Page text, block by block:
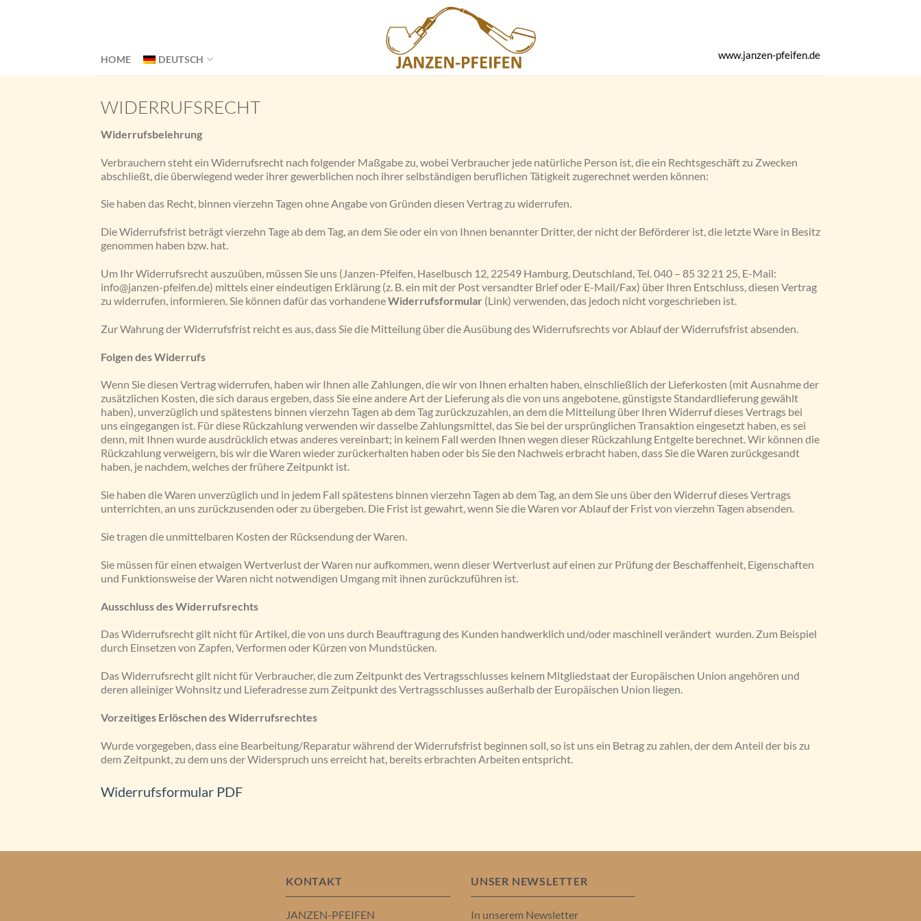
HOME DEUTSCH www.janzen-pfeifen.de
WIDERRUFSRECHT
Widerrufsbelehrung
Verbrauchern steht ein Widerrufsrecht nach folgender Maßgabe zu, wobei Verbraucher jede natürliche Person ist, die ein Rechtsgeschäft zu Zwecken
abschließt, die überwiegend weder ihrer gewerblichen noch ihrer selbständigen beruflichen Tätigkeit zugerechnet werden können:
Sie haben das Recht, binnen vierzehn Tagen ohne Angabe von Gründen diesen Vertrag zu widerrufen.
Die Widerrufsfrist beträgt vierzehn Tage ab dem Tag, an dem Sie oder ein von Ihnen benannter Dritter, der nicht der Beförderer ist, die letzte Ware in Besitz
genommen haben bzw. hat.
Um Ihr Widerrufsrecht auszuüben, müssen Sie uns (Janzen-Pfeifen, Haselbusch 12, 22549 Hamburg, Deutschland, Tel. 040 – 85 32 21 25, E-Mail:
info@janzen-pfeifen.de) mittels einer eindeutigen Erklärung (z. B. ein mit der Post versandter Brief oder E-Mail/Fax) über Ihren Entschluss, diesen Vertrag
zu widerrufen, informieren. Sie können dafür das vorhandeneWiderrufsformular (Link) verwenden, das jedoch nicht vorgeschrieben ist.
Zur Wahrung der Widerrufsfrist reicht es aus, dass Sie die Mitteilung über die Ausübung des Widerrufsrechts vor Ablauf der Widerrufsfrist absenden.
Folgen des Widerrufs
Wenn Sie diesen Vertrag widerrufen, haben wir Ihnen alle Zahlungen, die wir von Ihnen erhalten haben, einschließlich der Lieferkosten (mit Ausnahme der
zusätzlichen Kosten, die sich daraus ergeben, dass Sie eine andere Art der Lieferung als die von uns angebotene, günstigste Standardlieferung gewählt
haben), unverzüglich und spätestens binnen vierzehn Tagen ab dem Tag zurückzuzahlen, an dem die Mitteilung über Ihren Widerruf dieses Vertrags bei
uns eingegangen ist. Für diese Rückzahlung verwenden wir dasselbe Zahlungsmittel, das Sie bei der ursprünglichen Transaktion eingesetzt haben, es sei
denn, mit Ihnen wurde ausdrücklich etwas anderes vereinbart; in keinem Fall werden Ihnen wegen dieser Rückzahlung Entgelte berechnet. Wir können die
Rückzahlung verweigern, bis wir die Waren wieder zurückerhalten haben oder bis Sie den Nachweis erbracht haben, dass Sie die Waren zurückgesandt
haben, je nachdem, welches der frühere Zeitpunkt ist.
Sie haben die Waren unverzüglich und in jedem Fall spätestens binnen vierzehn Tagen ab dem Tag, an dem Sie uns über den Widerruf dieses Vertrags
unterrichten, an uns zurückzusenden oder zu übergeben. Die Frist ist gewahrt, wenn Sie die Waren vor Ablauf der Frist von vierzehn Tagen absenden.
Sie tragen die unmittelbaren Kosten der Rücksendung der Waren.
Sie müssen für einen etwaigen Wertverlust der Waren nur aufkommen, wenn dieser Wertverlust auf einen zur Prüfung der Beschaffenheit, Eigenschaften
und Funktionsweise der Waren nicht notwendigen Umgang mit ihnen zurückzuführen ist.
Ausschluss des Widerrufsrechts
Das Widerrufsrecht gilt nicht für Artikel, die von uns durch Beauftragung des Kunden handwerklich und/oder maschinell verändert wurden. Zum Beispiel
durch Einsetzen von Zapfen, Verformen oder Kürzen von Mundstücken.
Das Widerrufsrecht gilt nicht für Verbraucher, die zum Zeitpunkt des Vertragsschlusses keinem Mitgliedstaat der Europäischen Union angehören und
deren alleiniger Wohnsitz und Lieferadresse zum Zeitpunkt des Vertragsschlusses außerhalb der Europäischen Union liegen.
Vorzeitiges Erlöschen des Widerrufsrechtes
Wurde vorgegeben, dass eine Bearbeitung/Reparatur während der Widerrufsfrist beginnen soll, so ist uns ein Betrag zu zahlen, der dem Anteil der bis zu
dem Zeitpunkt, zu dem uns der Widerspruch uns erreicht hat, bereits erbrachten Arbeiten entspricht.
Widerrufsformular PDF
KONTAKT
JANZEN-PFEIFEN
UNSER NEWSLETTER
In unserem Newsletter